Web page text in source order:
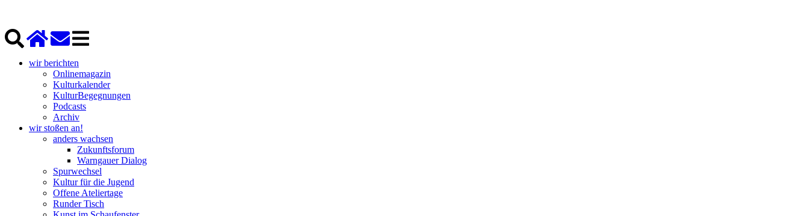
wir berichten
Onlinemagazin
Kulturkalender
KulturBegegnungen
Podcasts
Archiv
wir stoßen an!
anders wachsen
Zukunftsforum
Warngauer Dialog
Spurwechsel
Kultur für die Jugend
Offene Ateliertage
Runder Tisch